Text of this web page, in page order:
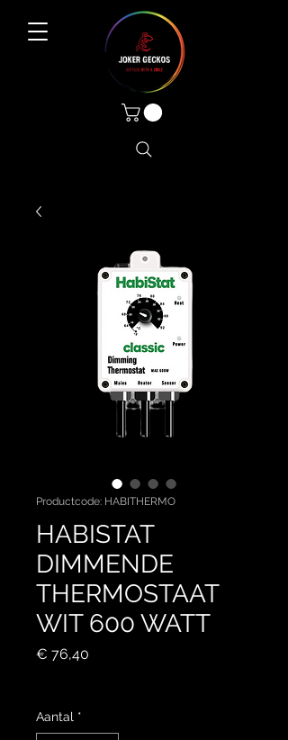
Productcode: HABITHERMO
HABISTAT
DIMMENDE
THERMOSTAAT
WIT 600 WATT
€ 76,40
Aantal *